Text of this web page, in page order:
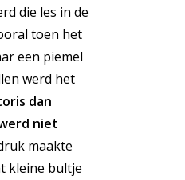
die les in de
toen het
een piemel
werd het
dan
niet
maakte
kleine bultje